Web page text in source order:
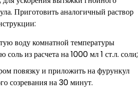
Приготовить аналогичный раствор
воду комнатной температуры
соль из расчета на 1000 мл 1 ст.л. соли;
повязку и приложить на фурункул
созревания на 30 минут.